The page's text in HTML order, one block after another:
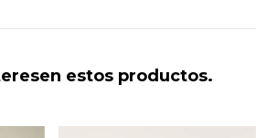
estos productos.